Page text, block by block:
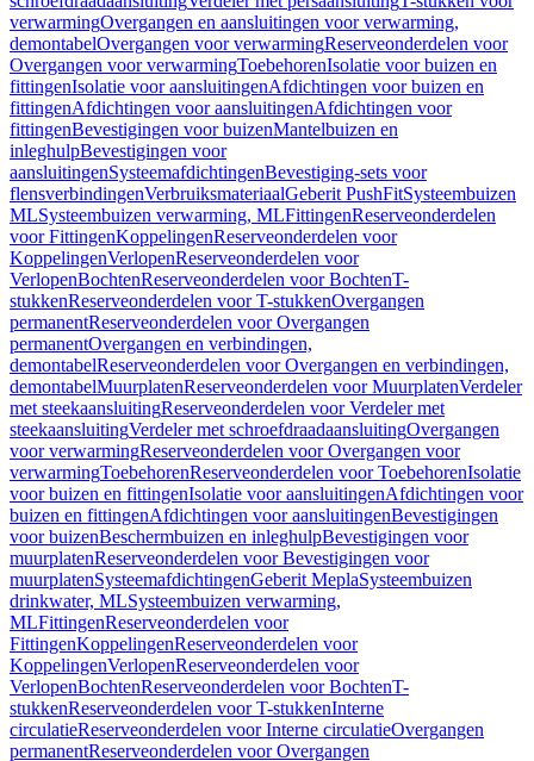
verwarmingOvergangen en aansluitingen voor verwarming,
demontabelOvergangen voor verwarmingReserveonderdelen voor
Overgangen voor verwarmingToebehorenIsolatie voor buizen en
fittingenIsolatie voor aansluitingenAfdichtingen voor buizen en
fittingenAfdichtingen voor aansluitingenAfdichtingen voor
fittingenBevestigingen voor buizenMantelbuizen en
inleghulpBevestigingen voor
aansluitingenSysteemafdichtingenBevestiging-sets voor
flensverbindingenVerbruiksmateriaalGeberit PushFitSysteembuizen
MLSysteembuizen verwarming, MLFittingenReserveonderdelen
voor FittingenKoppelingenReserveonderdelen voor
KoppelingenVerlopenReserveonderdelen voor
VerlopenBochtenReserveonderdelen voor BochtenT-
stukkenReserveonderdelen voor T-stukkenOvergangen
permanentReserveonderdelen voor Overgangen
permanentOvergangen en verbindingen,
demontabelReserveonderdelen voor Overgangen en verbindingen,
demontabelMuurplatenReserveonderdelen voor MuurplatenVerdeler
met steekaansluitingReserveonderdelen voor Verdeler met
steekaansluitingVerdeler met schroefdraadaansluitingOvergangen
voor verwarmingReserveonderdelen voor Overgangen voor
verwarmingToebehorenReserveonderdelen voor ToebehorenIsolatie
voor buizen en fittingenIsolatie voor aansluitingenAfdichtingen voor
buizen en fittingenAfdichtingen voor aansluitingenBevestigingen
voor buizenBeschermbuizen en inleghulpBevestigingen voor
muurplatenReserveonderdelen voor Bevestigingen voor
muurplatenSysteemafdichtingenGeberit MeplaSysteembuizen
drinkwater, MLSysteembuizen verwarming,
MLFittingenReserveonderdelen voor
FittingenKoppelingenReserveonderdelen voor
KoppelingenVerlopenReserveonderdelen voor
VerlopenBochtenReserveonderdelen voor BochtenT-
stukkenReserveonderdelen voor T-stukkenInterne
circulatieReserveonderdelen voor Interne circulatieOvergangen
permanentReserveonderdelen voor Overgangen